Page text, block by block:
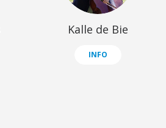
Kalle de Bie
INFO